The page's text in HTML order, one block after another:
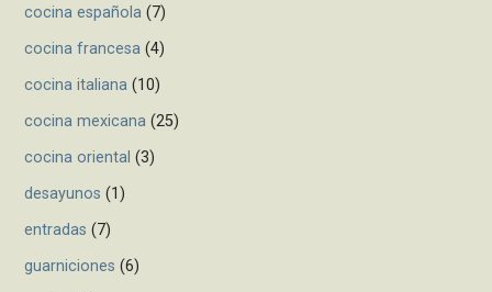
cocina española (7)
cocina francesa (4)
cocina italiana (10)
cocina mexicana (25)
cocina oriental (3)
desayunos (1)
entradas (7)
guarniciones (6)